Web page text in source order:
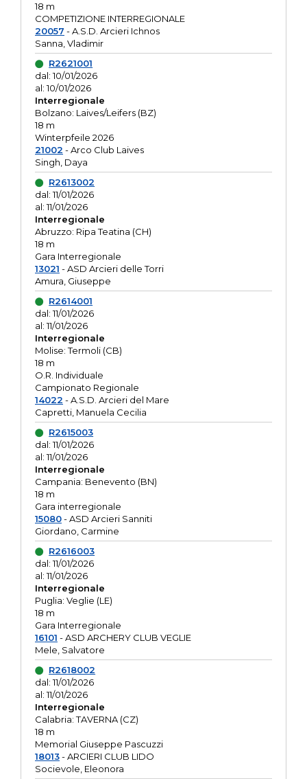
18 m
COMPETIZIONE INTERREGIONALE
20057 - A.S.D. Arcieri Ichnos
Sanna, Vladimir
R2621001
dal: 10/01/2026
al: 10/01/2026
Interregionale
Bolzano: Laives/Leifers (BZ)
18 m
Winterpfeile 2026
21002 - Arco Club Laives
Singh, Daya
R2613002
dal: 11/01/2026
al: 11/01/2026
Interregionale
Abruzzo: Ripa Teatina (CH)
18 m
Gara Interregionale
13021 - ASD Arcieri delle Torri
Amura, Giuseppe
R2614001
dal: 11/01/2026
al: 11/01/2026
Interregionale
Molise: Termoli (CB)
18 m
O.R. Individuale
Campionato Regionale
14022 - A.S.D. Arcieri del Mare
Capretti, Manuela Cecilia
R2615003
dal: 11/01/2026
al: 11/01/2026
Interregionale
Campania: Benevento (BN)
18 m
Gara interregionale
15080- ASD Arcieri Sanniti
Giordano, Carmine
R2616003
dal: 11/01/2026
al: 11/01/2026
Interregionale
Puglia: Veglie (LE)
18 m
Gara Interregionale
16101 - ASD ARCHERY CLUB VEGLIE
Mele, Salvatore
R2618002
dal: 11/01/2026
al: 11/01/2026
Interregionale
Calabria: TAVERNA (CZ)
18 m
Memorial Giuseppe Pascuzzi
18013- ARCIERI CLUB LIDO
Socievole, Eleonora